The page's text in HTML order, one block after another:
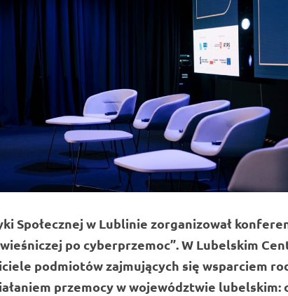
Społecznej w Lublinie zorganizował
po cyberprzemoc”. W Lubelskim
podmiotów zajmujących się wsparciem
przemocy w województwie